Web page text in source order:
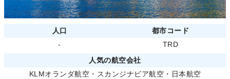
人口
都市コード
-
TRD
人気の航空会社
KLMオランダ航空 ・ スカンジナビア航空 ・ 日本航空